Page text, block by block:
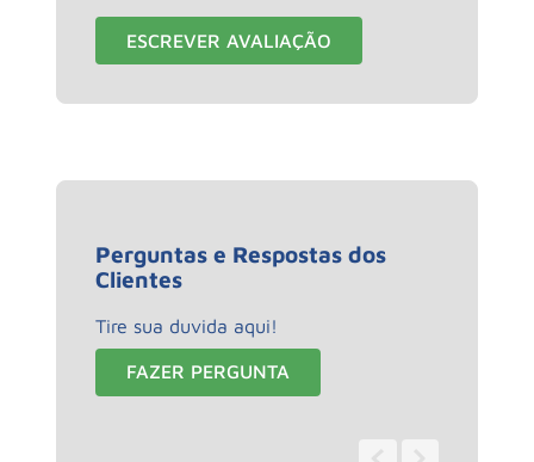
ESCREVER AVALIAÇÃO
Perguntas e Respostas dos
Clientes
Tire sua duvida aqui!
FAZER PERGUNTA